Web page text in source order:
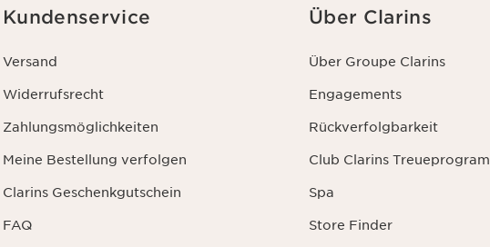
Informationen findest du in den Datenschutz-Richtlinien. Diese Einwilligung
Wirkung für die Zukunft widerrufen.
Kundenservice
Versand
Widerrufsrecht
Zahlungsmöglichkeiten
Meine Bestellung verfolgen
Clarins Geschenkgutschein
FAQ
Über Clarins
Über Groupe Clarins
Engagements
Rückverfolgbarkeit
Club Clarins
Spa
Store Finder